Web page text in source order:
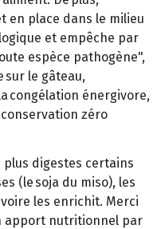
en place dans le milieu
et empêche par
espèce pathogène",
sur le gâteau,
congélation énergivore,
zéro
digestes certains
(le soja du miso), les
les enrichit. Merci
apport nutritionnel par